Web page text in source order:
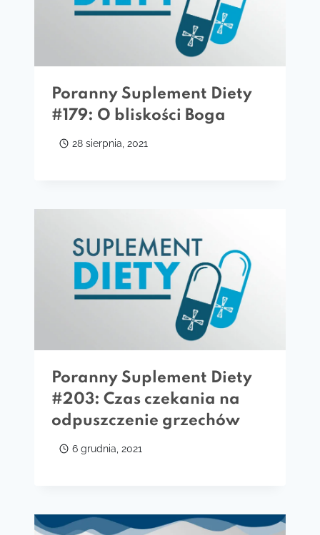
Poranny Suplement Diety
#179: O bliskości Boga
28 sierpnia, 2021
Poranny Suplement Diety
#203: Czas czekania na
odpuszczenie grzechów
6 grudnia, 2021